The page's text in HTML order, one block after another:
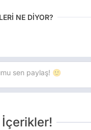
NE DİYOR?
İçerikler!